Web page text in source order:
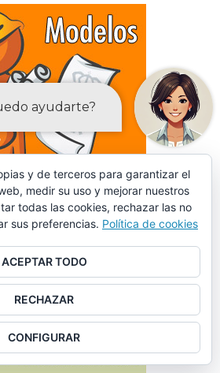
Y COMUNICACIONES
EJERCICIO DE ACTIVIDADES
y de terceros para garantizar el
medir su uso y mejorar nuestros
todas las cookies, rechazar las no
sus preferencias. Política de cookies
ACEPTAR TODO
RECHAZAR
CONFIGURAR